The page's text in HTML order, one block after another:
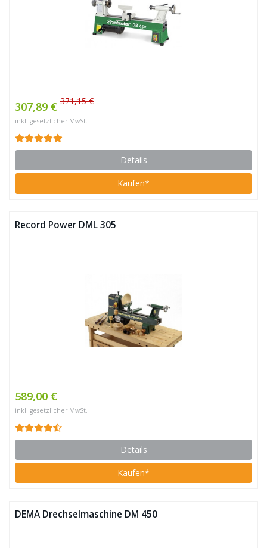
307,89 € 371,15 €
inkl. gesetzlicher MwSt.
Details
Kaufen*
Record Power DML 305
589,00 €
inkl. gesetzlicher MwSt.
Details
Kaufen*
DEMA Drechselmaschine DM 450